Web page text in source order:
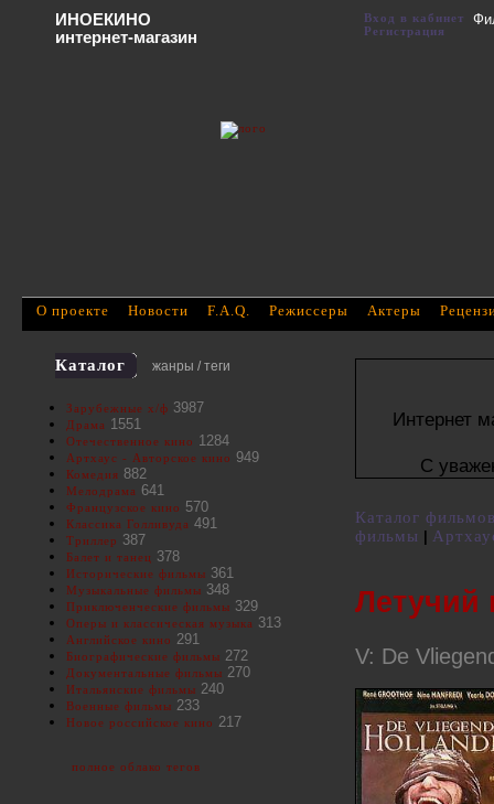
Интернет
С
Каталог
фильмы
Летучий
V: De
Каталог жанры / теги
Зарубежные х/ф 3987
Драма 1551
Отечественное кино 1284
Артхаус - Авторское кино 949
Комедия 882
Мелодрама 641
Французское кино 570
Классика Голливуда 491
Триллер 387
Балет и танец 378
Исторические фильмы 361
Музыкальные фильмы 348
Приключенческие фильмы 329
Оперы и классическая музыка 313
Английское кино 291
Биографические фильмы 272
Документальные фильмы 270
Итальянские фильмы 240
Военные фильмы 233
Новое российское кино 217
полное облако тегов
О проекте Новости F.A.Q. Режиссеры Актеры
ИНОЕКИНО
интернет-магазин
Вход в кабинет
Регистрация